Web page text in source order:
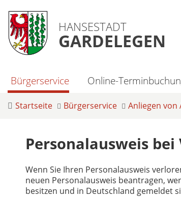
HANSESTADT
GARDELEGEN
Bürgerservice Online-
Startseite Bürgerservice Anliegen von
Personalausweis
Wenn Sie Ihren Personalausweis
neuen Personalausweis beantragen,
besitzen und in Deutschland gemeldet